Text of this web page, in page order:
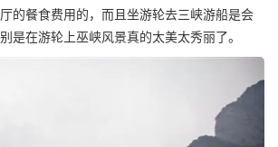
的餐食费用的，而且坐游轮去三峡游船是会
是在游轮上巫峡风景真的太美太秀丽了。